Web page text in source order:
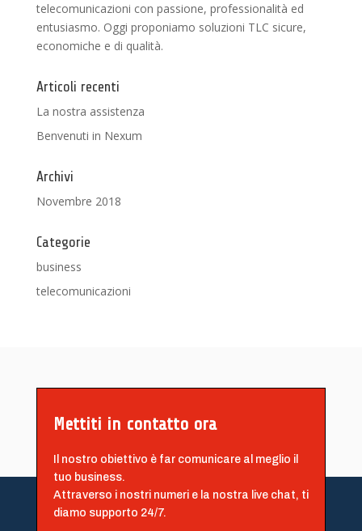
telecomunicazioni con passione, professionalità ed
entusiasmo. Oggi proponiamo soluzioni TLC sicure,
economiche e di qualità.
Articoli recenti
La nostra assistenza
Benvenuti in Nexum
Archivi
Novembre 2018
Categorie
business
telecomunicazioni
Mettiti in contatto ora
Il nostro obiettivo è far comunicare al meglio il
tuo business.
Attraverso i nostri numeri e la nostra live chat, ti
diamo supporto 24/7.